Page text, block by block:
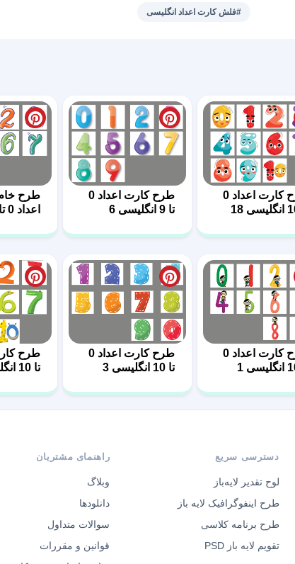
0
#فلش کارت اعداد انگلیسی
طرح کارت اعداد 0
طرح کارت اعداد 0
تا 9 انگلیسی 6
طرح
طرح کارت اعداد 0
طرح کارت اعداد 0
تا 10 انگلیسی 3
تا 10 انگلیسی 21
دسترسی سریع
لوح تقدیر لایه‌باز
طرح اینفوگرافیک لایه باز
طرح برنامه کلاسی
تقویم لایه باز PSD
راهنمای مشتریان
وبلاگ
دانلودها
سوالات متداول
قوانین و مقررات